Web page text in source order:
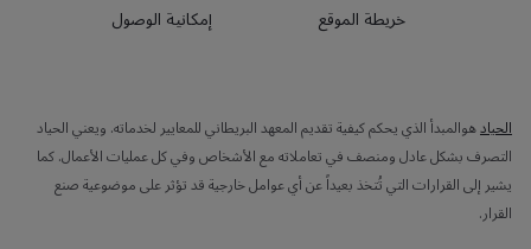
خريطة الموقع
إمكانية الوصول
الحيادهوالمبدأ الذي يحكم كيفية تقديم المعهد البريطاني للمعايير لخدماته. ويعني الحياد
التصرف بشكل عادل ومنصف في تعاملاته مع الأشخاص وفي كل عمليات الأعمال. كما
يشير إلى القرارات التي تُتخذ بعيداً عن أي عوامل خارجية قد تؤثر على موضوعية صنع
القرار.